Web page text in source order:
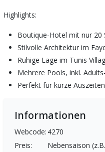
Highlights:
Boutique-Hotel mit nur 20
Stilvolle Architektur im
Ruhige Lage im Tunis
Mehrere Pools, inkl.
Perfekt für kurze
Informationen
Webcode: 4270
Preis:
Nebensaison